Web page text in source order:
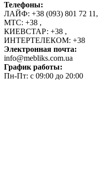
Телефоны:
ЛАЙФ: +38 (093) 801 72 11 ,
МТС: +38 ,
КИЕВСТАР: +38 ,
ИНТЕРТЕЛЕКОМ: +38
Электронная почта:
info@mebliks.com.ua
График работы:
Пн-Пт: с 09:00 до 20:00